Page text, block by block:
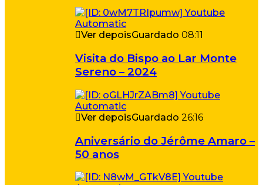
Ver depoisGuardado 08:11
Visita do Bispo ao Lar Monte
Sereno – 2024
Ver depoisGuardado 26:16
Aniversário do Jérôme Amaro –
50 anos